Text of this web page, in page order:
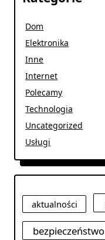
Dom
Elektronika
Inne
Internet
Polecamy
Technologia
Uncategorized
Usługi
aktualności
bezpieczeństwo